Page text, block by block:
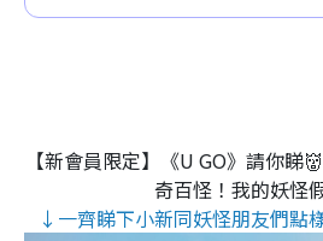
【新會員限定】《U GO》請你睇
奇百怪！我的妖怪
↓一齊睇下小新同妖怪朋友們點